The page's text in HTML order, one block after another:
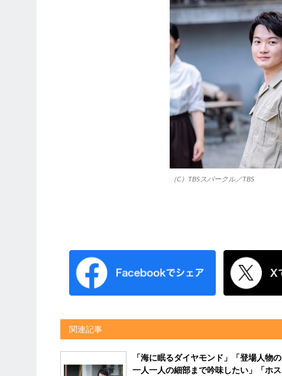
（C）TBSスパークル／TBS
関連記事
「海に眠るダイヤモンド」「登場人物の
一人一人の細部まで吟味したい」「ホス